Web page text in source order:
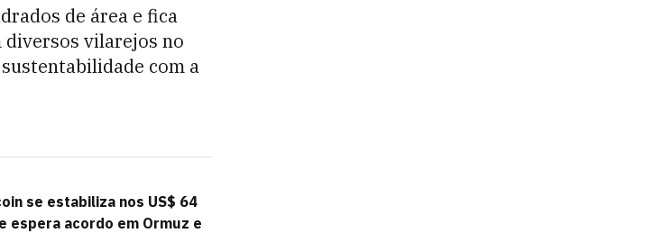
de área e fica
diversos vilarejos no
com a
se estabiliza nos US$ 64
espera acordo em Ormuz e